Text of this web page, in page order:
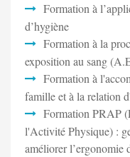
Formation à
d’hygiène
Formation à la
exposition au sang
Formation à
famille et à la relation
Formation PRAP
l'Activité Physique) :
améliorer l’ergonomie